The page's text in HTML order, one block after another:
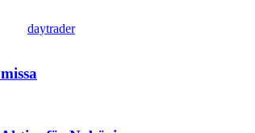
daytrader